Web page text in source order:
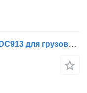
Двигатель Scania DC912 DC911 DC913 для грузовика Scania 94